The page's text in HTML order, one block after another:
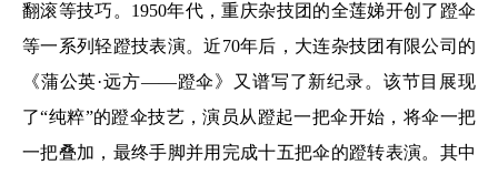
翻滚等技巧。1950年代，重庆杂技团的全莲娣开创了蹬伞
等一系列轻蹬技表演。近70年后，大连杂技团有限公司的
《蒲公英·远方——蹬伞》又谱写了新纪录。该节目展现
了“纯粹”的蹬伞技艺，演员从蹬起一把伞开始，将伞一把
一把叠加，最终手脚并用完成十五把伞的蹬转表演。其中